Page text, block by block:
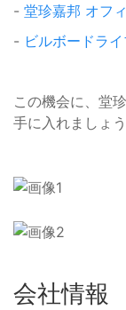
- 堂珍嘉邦 オフ
- ビルボードラ
この機会に、堂
手に入れましょ
会社情報